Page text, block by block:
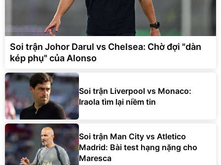
Soi trận Johor Darul vs Chelsea: Chờ đợi "dàn
kép phụ" của Alonso
Soi trận Liverpool vs Monaco:
Iraola tìm lại niềm tin
Soi trận Man City vs Atletico
Madrid: Bài test hạng nặng cho
Maresca